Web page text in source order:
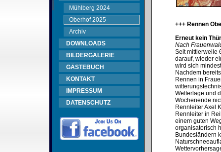
Mühlberg 2024
Oberhof 2025
Archiv
DOWNLOADS
BILDERGALERIE
GÄSTEBUCH
KONTAKT
IMPRESSUM
DATENSCHUTZ
+++ Rennen
Erneut kein
Nach
Seit mittlerweile
darauf, wieder
wird sich
Nachdem
Rennen in
Wetterlage und
Wochenende
Rennleiter Axel
Rennleiter in
einem guten
organisatorisch
Bundesländern